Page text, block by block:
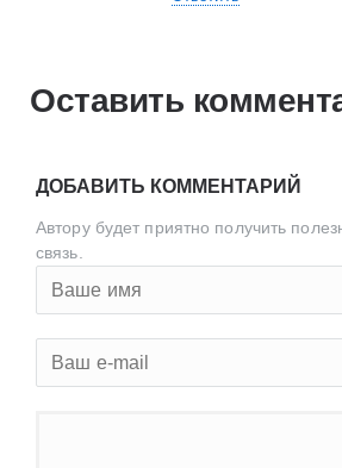
Оставить
ДОБАВИТЬ КОММЕНТАРИЙ
Автору будет приятно получить
связь.